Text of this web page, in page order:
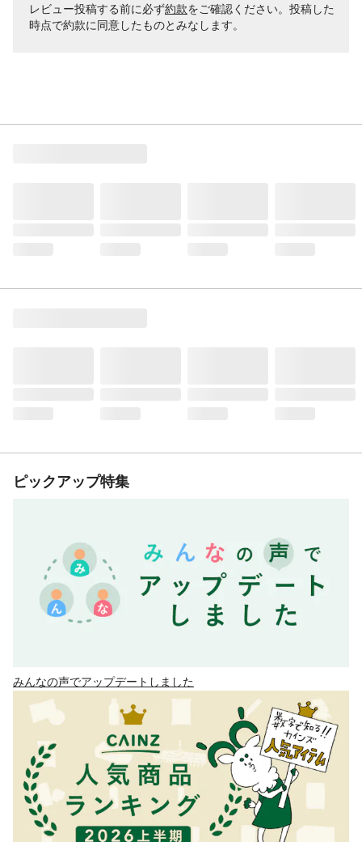
レビュー投稿する前に必ず約款をご確認ください。投稿した
時点で約款に同意したものとみなします。
ピックアップ特集
みんなの声でアップデートしました